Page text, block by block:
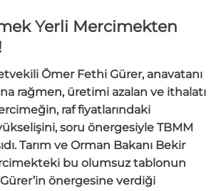
Yerli Mercimekten
Ömer Fethi Gürer, anavatanı
rağmen, üretimi azalan ve ithalatı
raf fiyatlarındaki
soru önergesiyle TBMM
Tarım ve Orman Bakanı Bekir
bu olumsuz tablonun
önergesine verdiği